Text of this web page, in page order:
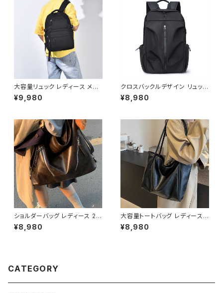
大容量リュック レディース メン
ズ バックパック 多機能 軽量 通
勤 通学 ビジネスリュック A4対
トドア ブラック グレー ピンク ベ
ージュ ワンサイズ K-B0265
¥9,980
クロスバックルデザイン リュック
バックパック デイパック メンズ
レディース 男女兼用 大容量 軽
ブラック ブルー グレー ワンサイ
ズ K-B0261
¥8,980
ショルダーバッグ レディース 2W
AY 大容量 ワンショルダー 斜め
がけバッグ レザー調 ビッグバッ
¥8,980
大容量トートバッグ レディース
ショルダーバッグ ワンショルダー
PUレザー シンプル 通勤バッグ
¥8,980
CATEGORY